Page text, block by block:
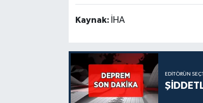
Kaynak: İHA
EDITÖRÜN